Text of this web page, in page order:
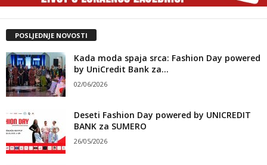
POSLJEDNJE NOVOSTI
Kada moda spaja srca: Fashion Day powered
by UniCredit Bank za...
02/06/2026
Deseti Fashion Day powered by UNICREDIT
BANK za SUMERO
26/05/2026